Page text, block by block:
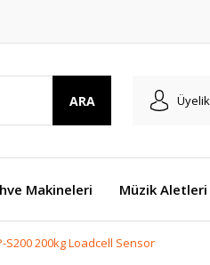
ARA Üyelik
Makineleri Müzik Aletleri
S200 200kg Loadcell Sensor